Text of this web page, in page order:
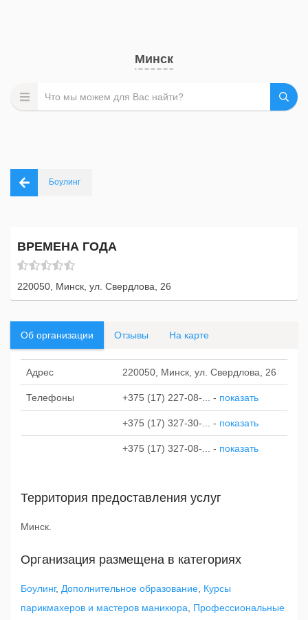
Минск
Боулинг
ВРЕМЕНА ГОДА
220050, Минск, ул. Свердлова, 26
Об организации Отзывы На карте
Адрес 220050, Минск, ул. Свердлова, 26
Телефоны +375 (17) 227-08-... - показать
+375 (17) 327-30-... - показать
+375 (17) 327-08-... - показать
Территория предоставления услуг
Минск.
Организация размещена в категориях
Боулинг, Дополнительное образование Курсы
парикмахеров и мастеров маникюра
Профессиональные